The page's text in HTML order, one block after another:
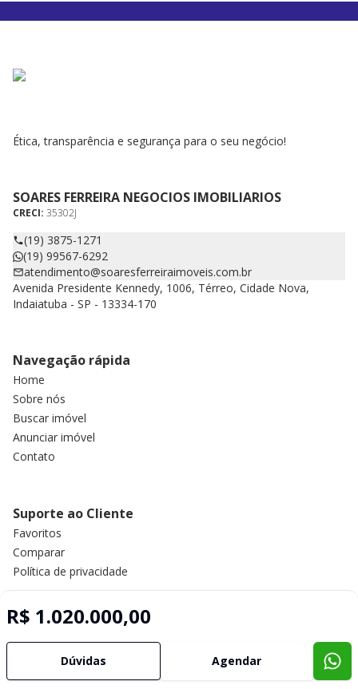
R$ 1.020.000,00
Dúvidas Agendar
Ética, transparência e segurança para o seu negócio!
SOARES FERREIRA NEGOCIOS IMOBILIARIOS
CRECI: 35302J
(19) 3875-1271
(19) 99567-6292
atendimento@soaresferreiraimoveis.com.br
Avenida Presidente Kennedy, 1006, Térreo, Cidade Nova,
Indaiatuba - SP - 13334-170
Navegação rápida
Home
Sobre nós
Buscar imóvel
Anunciar imóvel
Contato
Suporte ao Cliente
Favoritos
Comparar
Política de privacidade
Selo de Tecnologia Loft